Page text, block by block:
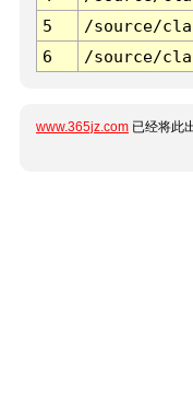
5
/source/
6
/source/
www.365jz.com 已经将此